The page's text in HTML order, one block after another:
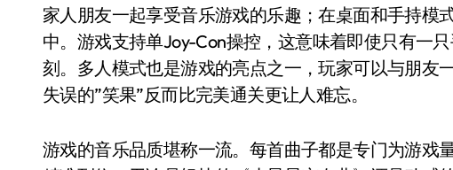
家人朋友一起享受音乐游戏的乐趣；在桌面和手持模
中。游戏支持单Joy-Con操控，这意味着即使只有一
刻。多人模式也是游戏的亮点之一，玩家可以与朋
失误的”笑果”反而比完美通关更让人难忘。
游戏的音乐品质堪称一流。每首曲子都是专门为游戏